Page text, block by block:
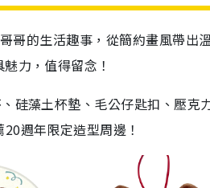
哥的生活趣事，從簡約畫風帶出
力，值得留念！
硅藻土杯墊、毛公仔匙扣、壓克
週年限定造型周邊！